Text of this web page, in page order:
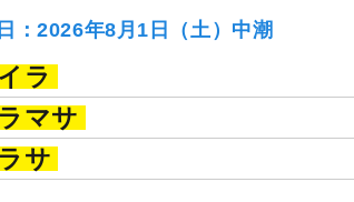
：2026年8月1日（土）中潮
ラ
マサ
サ